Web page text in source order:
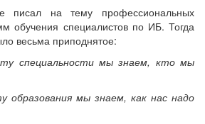
на тему профессиональных
обучения специалистов по ИБ. Тогда
весьма приподнятое:
специальности мы знаем, кто мы
образования мы знаем, как нас надо